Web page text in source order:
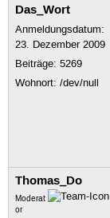
Das_Wort
Anmeldungsdatum:
23. Dezember 2009
Beiträge:5269
Wohnort: /dev/null
Thomas_Do
Moderat
or